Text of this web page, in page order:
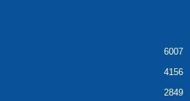
6007
4156
2849